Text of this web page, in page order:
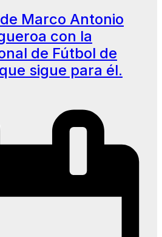
Marco Antonio
con la
de Fútbol de
sigue para él.